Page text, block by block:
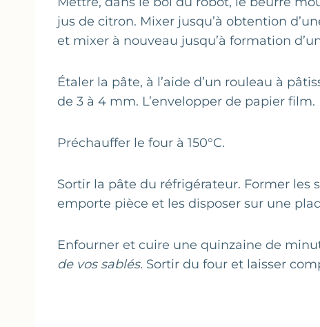
jus de citron. Mixer jusqu’à obtention
et mixer à nouveau jusqu’à formation
Étaler la pâte, à l’aide d’un rouleau à
de 3 à 4 mm. L’envelopper de papier
Préchauffer le four à 150°C.
Sortir la pâte du réfrigérateur. Former les
emporte pièce et les disposer sur une
Enfourner et cuire une quinzaine de
de vos sablés. Sortir du four et laisser